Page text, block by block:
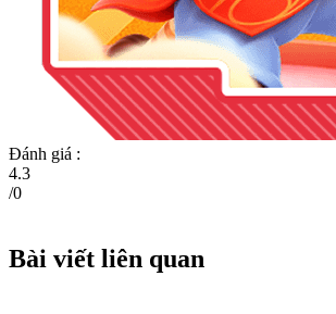
Đánh giá :
4.3
/0
Bài viết liên quan